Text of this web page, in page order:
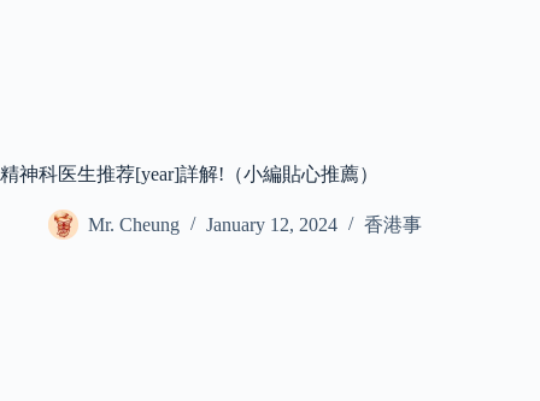
精神科医生推荐[year]詳解!（小編貼心推薦）
Mr. Cheung January 12, 2024 香港事